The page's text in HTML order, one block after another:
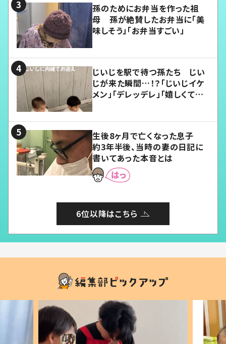
孫のためにお弁当を作った祖
母 孫が絶賛したお弁当に「美
味しそう」「お弁当すごい」
じいじを駅で待つ孫たち じい
じが来た瞬間…！？「じいじイケ
メン」「デレッデレ」「嬉しくて可
生後8ヶ月で亡くなった息子
約3年半後、当時の妻の日記に
書いてあった本音とは
6位以降はこちら